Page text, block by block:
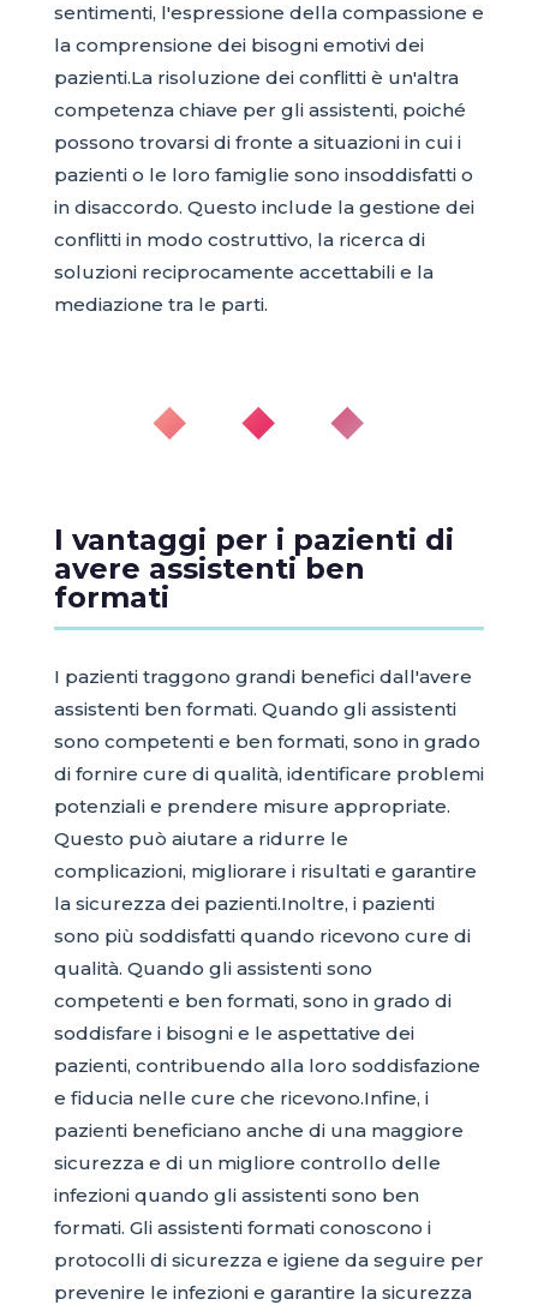
sentimenti, l'espressione della compassione e
la comprensione dei bisogni emotivi dei
pazienti.La risoluzione dei conflitti è un'altra
competenza chiave per gli assistenti, poiché
possono trovarsi di fronte a situazioni in cui i
pazienti o le loro famiglie sono insoddisfatti o
in disaccordo. Questo include la gestione dei
conflitti in modo costruttivo, la ricerca di
soluzioni reciprocamente accettabili e la
mediazione tra le parti.
◆ ◆ ◆
I vantaggi per i pazienti di
avere assistenti ben
formati
I pazienti traggono grandi benefici dall'avere
assistenti ben formati. Quando gli assistenti
sono competenti e ben formati, sono in grado
di fornire cure di qualità, identificare problemi
potenziali e prendere misure appropriate.
Questo può aiutare a ridurre le
complicazioni, migliorare i risultati e garantire
la sicurezza dei pazienti.Inoltre, i pazienti
sono più soddisfatti quando ricevono cure di
qualità. Quando gli assistenti sono
competenti e ben formati, sono in grado di
soddisfare i bisogni e le aspettative dei
pazienti, contribuendo alla loro soddisfazione
e fiducia nelle cure che ricevono.Infine, i
pazienti beneficiano anche di una maggiore
sicurezza e di un migliore controllo delle
infezioni quando gli assistenti sono ben
formati. Gli assistenti formati conoscono i
protocolli di sicurezza e igiene da seguire per
prevenire le infezioni e garantire la sicurezza